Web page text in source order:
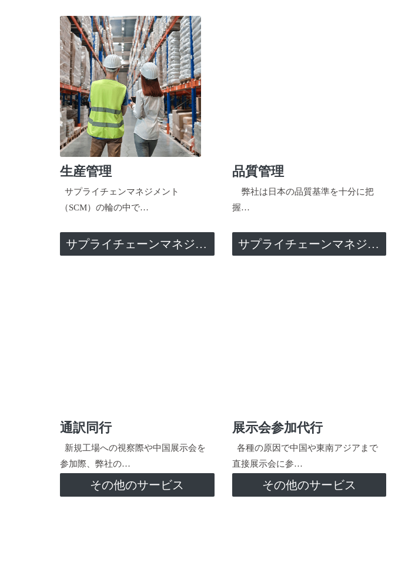
生産管理
サプライチェンマネジメント
（SCM）の輪の中で…
サプライチェーンマネジメント
品質管理
弊社は日本の品質基準を十分に把
握…
サプライチェーンマネジメント
通訳同行
新規工場への視察際や中国展示会を
参加際、弊社の…
その他のサービス
展示会参加代行
各種の原因で中国や東南アジアまで
直接展示会に参…
その他のサービス